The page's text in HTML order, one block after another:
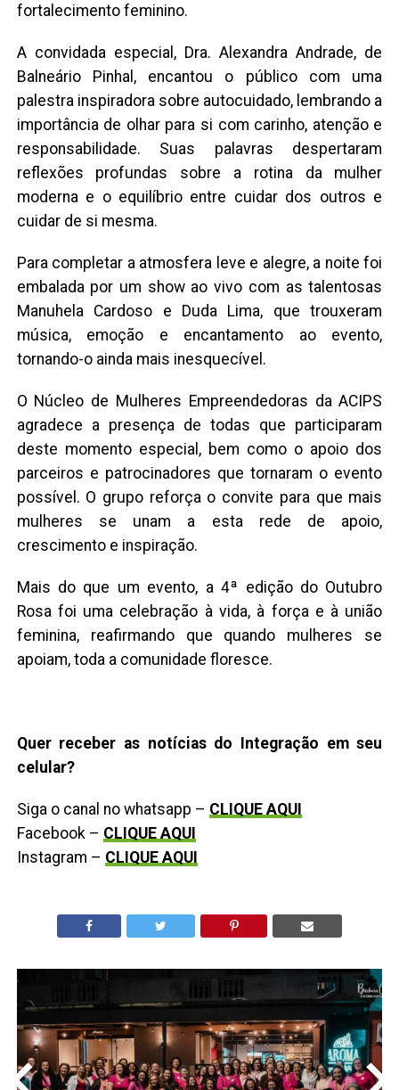
fortalecimento feminino.
A convidada especial, Dra. Alexandra Andrade, de
Balneário Pinhal, encantou o público com uma
palestra inspiradora sobre autocuidado, lembrando a
importância de olhar para si com carinho, atenção e
responsabilidade. Suas palavras despertaram
reflexões profundas sobre a rotina da mulher
moderna e o equilíbrio entre cuidar dos outros e
cuidar de si mesma.
Para completar a atmosfera leve e alegre, a noite foi
embalada por um show ao vivo com as talentosas
Manuhela Cardoso e Duda Lima, que trouxeram
música, emoção e encantamento ao evento,
tornando-o ainda mais inesquecível.
O Núcleo de Mulheres Empreendedoras da ACIPS
agradece a presença de todas que participaram
deste momento especial, bem como o apoio dos
parceiros e patrocinadores que tornaram o evento
possível. O grupo reforça o convite para que mais
mulheres se unam a esta rede de apoio,
crescimento e inspiração.
Mais do que um evento, a 4ª edição do Outubro
Rosa foi uma celebração à vida, à força e à união
feminina, reafirmando que quando mulheres se
apoiam, toda a comunidade floresce.
Quer receber as notícias do Integração em seu
celular?
Siga o canal no whatsapp – CLIQUE AQUI
Facebook – CLIQUE AQUI
Instagram – CLIQUE AQUI